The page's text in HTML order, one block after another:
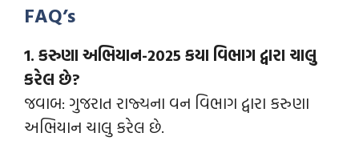
FAQ’s
1. કરુણા અભિયાન-2025 કયા વિભાગ દ્વારા ચાલુ
કરેલ છે?
જવાબ: ગુજરાત રાજ્યના વન વિભાગ દ્વારા કરુણા
અભિયાન ચાલુ કરેલ છે.